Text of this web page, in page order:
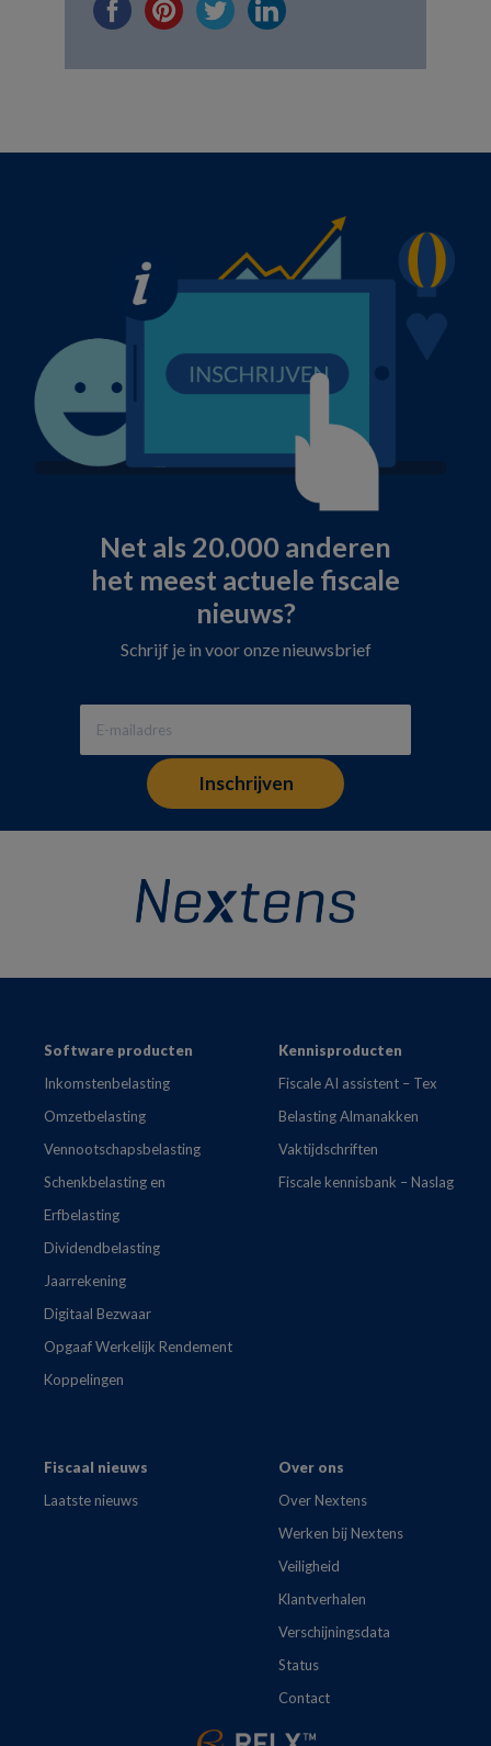
Net als 20.000 anderen
het meest actuele fiscale
nieuws?
Schrijf je in voor onze nieuwsbrief
FooterSoftware producten
Inkomstenbelasting
Omzetbelasting
Vennootschapsbelasting
Schenkbelasting en
Erfbelasting
Dividendbelasting
Jaarrekening
Digitaal Bezwaar
Opgaaf Werkelijk Rendement
Koppelingen
Kennisproducten
Fiscale AI assistent – Tex
Belasting Almanakken
Vaktijdschriften
Fiscale kennisbank – Naslag
Fiscaal nieuws
Laatste nieuws
Over ons
Over Nextens
Werken bij Nextens
Veiligheid
Klantverhalen
Verschijningsdata
Status
Contact